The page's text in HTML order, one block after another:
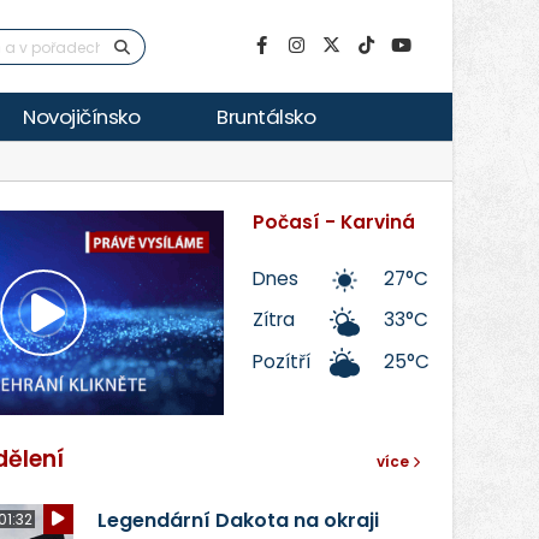
Novojičínsko Bruntálsko
Přehrát
video
Počasí - Karviná
Dnes
27°C
Zítra
33°C
Pozítří
25°C
více
Legendární Dakota na okraji